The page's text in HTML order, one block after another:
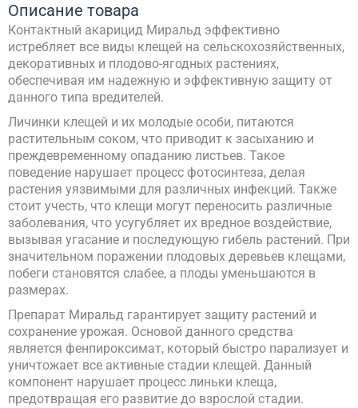
Описание товара
Контактный акарицид Миральд эффективно
истребляет все виды клещей на сельскохозяйственных,
декоративных и плодово-ягодных растениях,
обеспечивая им надежную и эффективную защиту от
данного типа вредителей.
Личинки клещей и их молодые особи, питаются
растительным соком, что приводит к засыханию и
преждевременному опаданию листьев. Такое
поведение нарушает процесс фотосинтеза, делая
растения уязвимыми для различных инфекций. Также
стоит учесть, что клещи могут переносить различные
заболевания, что усугубляет их вредное воздействие,
вызывая угасание и последующую гибель растений. При
значительном поражении плодовых деревьев клещами,
побеги становятся слабее, а плоды уменьшаются в
размерах.
Препарат Миральд гарантирует защиту растений и
сохранение урожая. Основой данного средства
является фенпироксимат, который быстро парализует и
уничтожает все активные стадии клещей. Данный
компонент нарушает процесс линьки клеща,
предотвращая его развитие до взрослой стадии.